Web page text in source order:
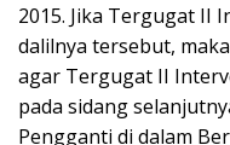
2015. Jika Tergugat II
dalilnya tersebut,
agar Tergugat II
pada sidang
Pengganti di dalam